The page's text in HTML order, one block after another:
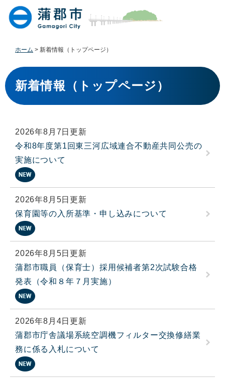
す
。
し
て
ホーム > 新着情報（トップページ）
本
文
新着情報（トップページ）
2026年8月7日更新
令和8年度第1回東三河広域連合不動産共同公売の
実施について
2026年8月5日更新
保育園等の入所基準・申し込みについて
2026年8月5日更新
蒲郡市職員（保育士）採用候補者第2次試験合格
発表（令和８年７月実施）
2026年8月4日更新
蒲郡市庁舎議場系統空調機フィルター交換修繕業
務に係る入札について